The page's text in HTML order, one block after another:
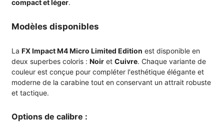
compact et léger.
Modèles disponibles
La FX Impact M4 Micro Limited Edition est disponible en
deux superbes coloris : Noir et Cuivre. Chaque variante de
couleur est conçue pour compléter l'esthétique élégante et
moderne de la carabine tout en conservant un attrait robuste
et tactique.
Options de calibre :